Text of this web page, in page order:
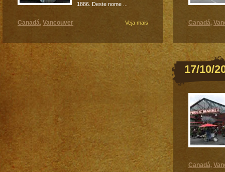
1886. Deste nome ...
Veja mais
Canadá, Vancouver Canadá,
17/10/
Canadá,